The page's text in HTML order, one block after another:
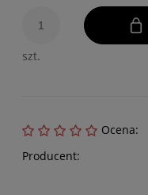
szt.
Ocena:
Producent: